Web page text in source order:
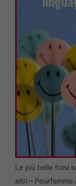
Le più belle frasi
altri –